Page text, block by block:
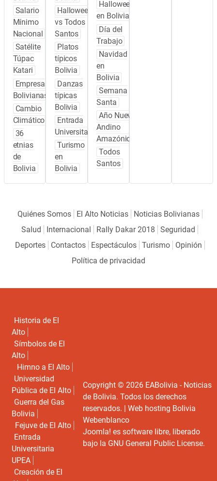
Salario
Mínimo
Nacional
Satélite
Túpac
Katari
Empresas
Bolivianas
Cambio
Climático
36
etnias
de
Bolivia
Halloween
vs Todos
Santos
Platos
típicos
Bolivia
Danzas
típicas
Bolivia
Entrada
Universitaria
Turismo
en
Bolivia
Halloween
en Bolivia
Día del
Trabajo
Navidad
en
Bolivia
Semana
Santa
Año Nuevo
Andino
Amazónico
Todos
Santos
Quiénes Somos El Alto Noticias
Noticias Bolivianas
Salud
Internacional Rally Dakar 2018
Seguridad
Deportes
Contactos Espectáculos Turismo
Opinión
Política de privacidad
Historia de El
Alto
Símbolos de El
Alto
Himno a El Alto
Universidad
Pública de El Alto
Guerra del Gas
Bolivia
Fejuve de El Alto
Entrada
Universitaria
UPEA
Creación de El
Copyright © 2026 EABolivia - Noticias
de Bolivia. Todos los derechos
reservados. |Web hosting Bolivia
Webenblanco
Joomla! es software libre, liberado
bajo la GNU General Public License.